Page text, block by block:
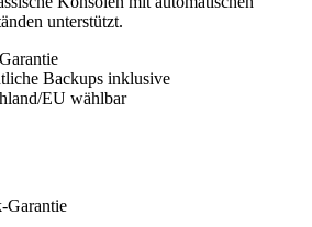
unterstützt.
Backups inklusive
EU wählbar
Garantie